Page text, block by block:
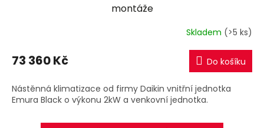
R
M
A
montáže
Skladem (>5 ks)
73 360 Kč Do košíku
Nástěnná klimatizace od firmy Daikin vnitřní jednotka
Emura Black o výkonu 2kW a venkovní jednotka.